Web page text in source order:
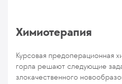
Химиотерапия
Курсовая предоперационная
горла решают следующие
злокачественного